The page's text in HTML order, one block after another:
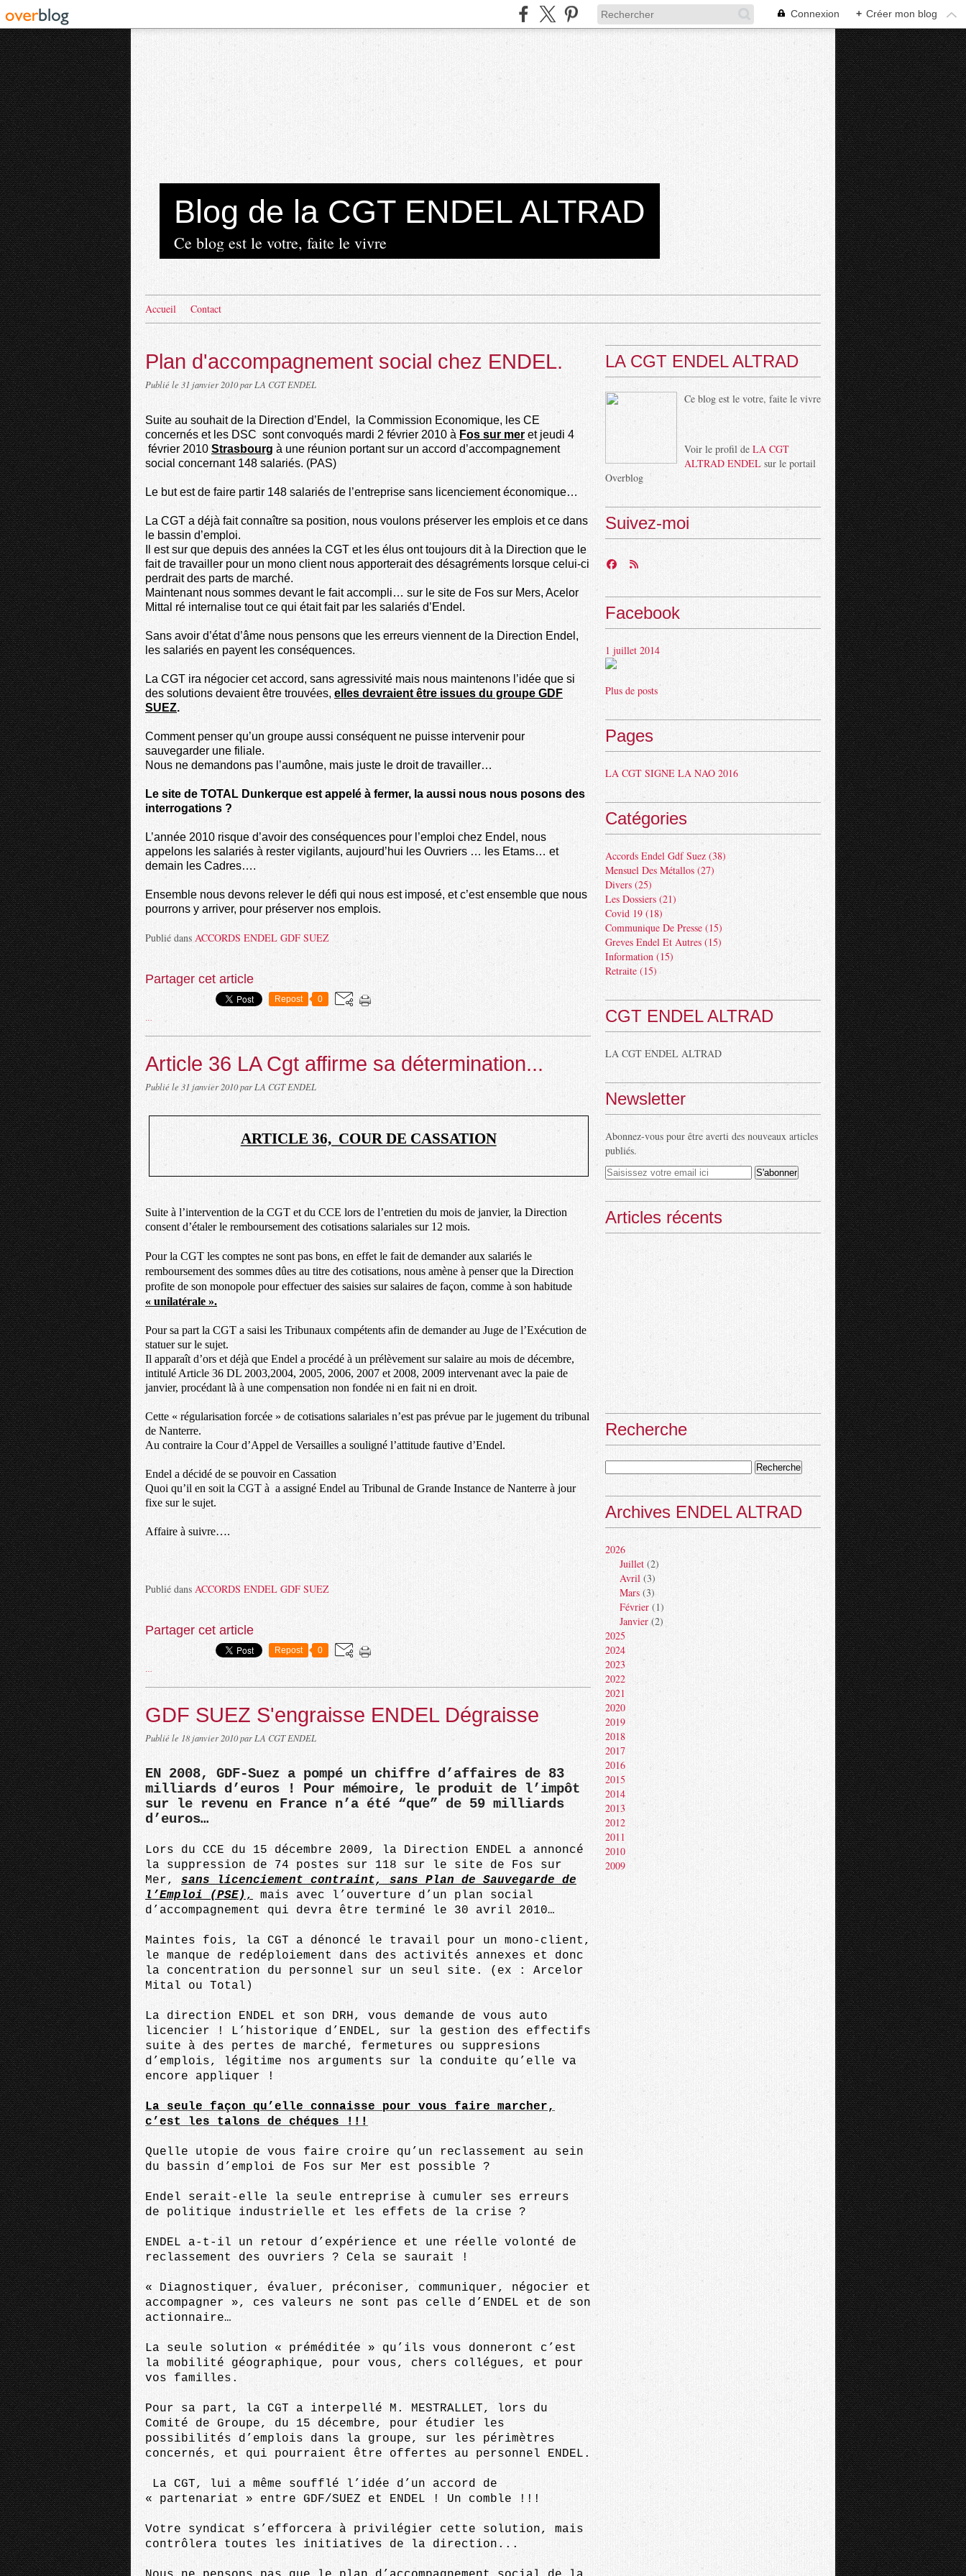
Connexion + Créer mon blog
Blog de la CGT ENDEL ALTRAD
Ce blog est le votre, faite le vivre
Accueil Contact
Plan d'accompagnement social chez ENDEL.
Publié le 31 janvier 2010par LA CGT ENDEL
Suite au souhait de la Direction d’Endel,
la Commission Economique, les CE
concernés et les DSC sont convoqués mardi 2 février 2010 à Fos sur mer et jeudi 4
février 2010 Strasbourg à une réunion portant sur un accord d’accompagnement
social concernant 148 salariés. (PAS)
Le but est de faire partir 148 salariés de l’entreprise sans licenciement économique…
La CGT a déjà fait connaître sa position, nous voulons préserver les emplois et ce dans
le bassin d’emploi.
Il est sur que depuis des années la CGT et les élus ont toujours dit à la Direction que le
fait de travailler pour un mono client nous apporterait des désagréments lorsque celui-ci
perdrait des parts de marché.
Maintenant nous sommes devant le fait accompli… sur le site de Fos sur Mers, Acelor
Mittal ré internalise tout ce qui était fait par les salariés d’Endel.
Sans avoir d’état d’âme nous pensons que les erreurs viennent de la Direction Endel,
les salariés en payent les conséquences.
La CGT ira négocier cet accord, sans agressivité mais nous maintenons l’idée que si
des solutions devaient être trouvées, elles devraient être issues du groupe GDF
SUEZ.
Comment penser qu’un groupe aussi conséquent ne puisse intervenir pour
sauvegarder une filiale.
Nous ne demandons pas l’aumône, mais juste le droit de travailler…
Le site de TOTAL Dunkerque est appelé à fermer, la aussi nous nous posons des
interrogations ?
L’année 2010 risque d’avoir des conséquences pour l’emploi chez Endel, nous
appelons les salariés à rester vigilants, aujourd’hui les Ouvriers … les Etams… et
demain les Cadres….
Ensemble nous devons relever le défi qui nous est imposé, et c’est ensemble que nous
pourrons y arriver, pour préserver nos emplois.
Publié dans ACCORDS ENDEL GDF SUEZ
Partager cet article
Repost 0
…
Article 36 LA Cgt affirme sa détermination...
Publié le 31 janvier 2010par LA CGT ENDEL
ARTICLE 36, COUR DE CASSATION
Suite à l’intervention de la CGT et du CCE lors de l’entretien du mois de janvier, la Direction
consent d’étaler le remboursement des cotisations salariales sur 12 mois.
Pour la CGT les comptes ne sont pas bons, en effet le fait de demander aux salariés le
remboursement des sommes dûes au titre des cotisations, nous amène à penser que la Direction
profite de son monopole pour effectuer des saisies sur salaires de façon, comme à son habitude
« unilatérale ».
Pour sa part la CGT a saisi les Tribunaux compétents afin de demander au Juge de l’Exécution de
statuer sur le sujet.
Il apparaît d’ors et déjà que Endel a procédé à un prélèvement sur salaire au mois de décembre,
intitulé Article 36 DL 2003,2004, 2005, 2006, 2007 et 2008, 2009 intervenant avec la paie de
janvier, procédant là à une compensation non fondée ni en fait ni en droit.
Cette « régularisation forcée » de cotisations salariales n’est pas prévue par le jugement du tribunal
de Nanterre.
Au contraire la Cour d’Appel de Versailles a souligné l’attitude fautive d’Endel.
Endel a décidé de se pouvoir en Cassation
Quoi qu’il en soit la CGT à a assigné Endel au Tribunal de Grande Instance de Nanterre à jour
fixe sur le sujet.
Affaire à suivre….
Publié dans ACCORDS ENDEL GDF SUEZ
Partager cet article
Repost 0
…
GDF SUEZ S'engraisse ENDEL Dégraisse
Publié le 18 janvier 2010par LA CGT ENDEL
EN 2008, GDF-Suez a pompé un chiffre d’affaires de 83
milliards d’euros ! Pour mémoire, le produit de l’impôt
sur le revenu en France n’a été “que” de 59 milliards
d’euros…
Lors du CCE du 15 décembre 2009, la Direction ENDEL a annoncé
la suppression de 74 postes sur 118 sur le site de Fos sur
Mer, sans licenciement contraint, sans Plan de Sauvegarde de
l’Emploi (PSE) ,
mais avec l’ouverture d’un plan social
d’accompagnement qui devra être terminé le 30 avril 2010…
Maintes fois, la CGT a dénoncé le travail pour un mono-client,
le manque de redéploiement dans des activités annexes et donc
la concentration du personnel sur un seul site. (ex : Arcelor
Mital ou Total)
La direction ENDEL et son DRH, vous demande de vous auto
licencier ! L’historique d’ENDEL, sur la gestion des effectifs
suite à des pertes de marché, fermetures ou suppresions
d’emplois, légitime nos arguments sur la conduite qu’elle va
encore appliquer !
La seule façon qu’elle connaisse pour vous faire marcher,
c’est les talons de chéques !!!
Quelle utopie de vous faire croire qu’un reclassement au sein
du bassin d’emploi de Fos sur Mer est possible ?
Endel serait-elle la seule entreprise à cumuler ses erreurs
de politique industrielle et les effets de la crise ?
ENDEL a-t-il un retour d’expérience et une réelle volonté de
reclassement des ouvriers ? Cela se saurait !
« Diagnostiquer, évaluer, préconiser, communiquer, négocier et
accompagner », ces valeurs ne sont pas celle d’ENDEL et de son
actionnaire…
La seule solution « préméditée » qu’ils vous donneront c’est
la mobilité géographique, pour vous, chers collégues, et pour
vos familles.
Pour sa part, la CGT a interpellé M. MESTRALLET, lors du
Comité de Groupe, du 15 décembre, pour étudier les
possibilités d’emplois dans la groupe, sur les périmètres
concernés, et qui pourraient être offertes au personnel ENDEL.
La CGT, lui a même soufflé l’idée d’un accord de
« partenariat » entre GDF/SUEZ et ENDEL ! Un comble !!!
Votre syndicat s’efforcera à privilégier cette solution, mais
contrôlera toutes les initiatives de la direction...
LA CGT ENDEL ALTRAD
Ce blog est le votre, faite le vivre
Voir le profil de LA CGT
ALTRAD ENDEL sur le portail
Overblog
Suivez-moi
Facebook
1 juillet 2014
Plus de posts
Pages
LA CGT SIGNE LA NAO 2016
Catégories
Accords Endel Gdf Suez (38)
Mensuel Des Métallos (27)
Divers (25)
Les Dossiers (21)
Covid 19 (18)
Communique De Presse (15)
Greves Endel Et Autres (15)
Information (15)
Retraite (15)
CGT ENDEL ALTRAD
LA CGT ENDEL ALTRAD
Newsletter
Abonnez-vous pour être averti des nouveaux articles
publiés.
Articles récents
Recherche
Archives ENDEL ALTRAD
2026
Juillet (2)
Avril (3)
Mars (3)
Février (1)
Janvier (2)
2025
2024
2023
2022
2021
2020
2019
2018
2017
2016
2015
2014
2013
2012
2011
2010
2009